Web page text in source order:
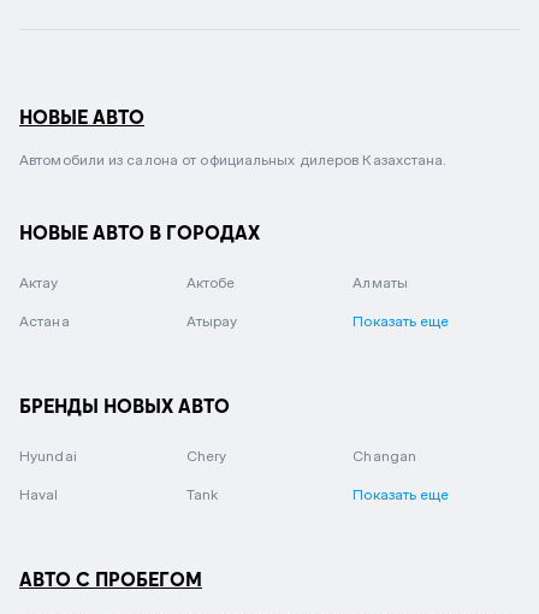
НОВЫЕ АВТО
Автомобили из салона от официальных дилеров Казахстана.
НОВЫЕ АВТО В ГОРОДАХ
Актау Актобе Алматы
Астана Атырау Показать еще
БРЕНДЫ НОВЫХ АВТО
Hyundai Chery Changan
Haval Tank Показать еще
АВТО С ПРОБЕГОМ